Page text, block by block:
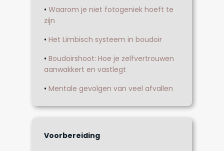
• Waarom je niet fotogeniek hoeft te
zijn
• Het Limbisch systeem in boudoir
• Boudoirshoot: Hoe je zelfvertrouwen
aanwakkert en vastlegt
• Mentale gevolgen van veel afvallen
Voorbereiding